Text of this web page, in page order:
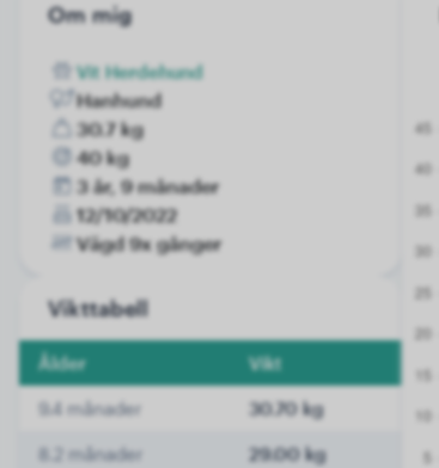
Om mig
Vit Herdehund
Hanhund
30.7 kg
40 kg
3 år, 9 månader
12/10/2022
Vägd 9x gånger
Vikttabell
Ålder Vikt
9.4 månader 30.70 kg
8.2 månader 29.00 kg